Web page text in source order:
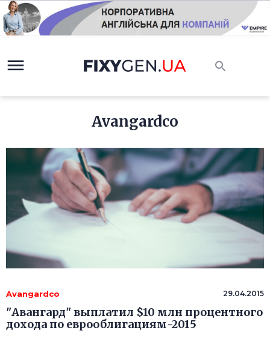
Avangardco
Avangardco 29.04.2015
"Авангард" выплатил $10 млн процентного
дохода по еврооблигациям-2015